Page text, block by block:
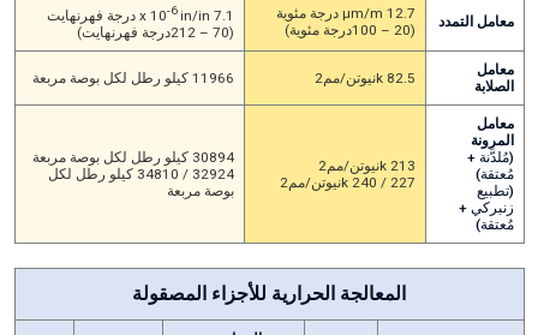
معامل التمدد
12.7 μm/m درجة مئوية
(20 – 100درجة مئوية)
7.1 x 10
-6
in/in درجة فهرنهايت
(70 – 212درجة فهرنهايت)
معامل
الصلابة
82.5 kنيوتن/مم2 11966 كيلو رطل لكل بوصة مربعة
معامل
المرونة
(مُلدَّنة +
مُعتقة)
(تطبيع
زنبركي +
مُعتقة)
213 kنيوتن/مم2
227 / 240 kنيوتن/مم2
30894 كيلو رطل لكل بوصة مربعة
32924 / 34810 كيلو رطل لكل
بوصة مربعة
المعالجة الحرارية للأجزاء المصقولة